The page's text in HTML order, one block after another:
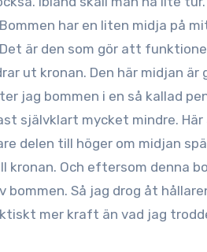
har en liten midja på
är den som gör att
ut kronan. Den här midjan
jag bommen i en så kallad
självklart mycket mindre.
delen till höger om midjan
kronan. Och eftersom denna
bommen. Så jag drog åt
mer kraft än vad jag